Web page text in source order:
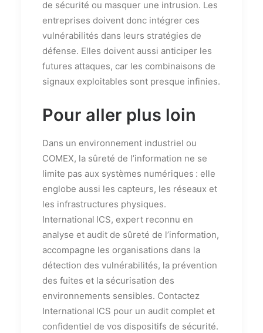
de sécurité ou masquer une intrusion. Les
entreprises doivent donc intégrer ces
vulnérabilités dans leurs stratégies de
défense. Elles doivent aussi anticiper les
futures attaques, car les combinaisons de
signaux exploitables sont presque infinies.
Pour aller plus loin
Dans un environnement industriel ou
COMEX, la sûreté de l’information ne se
limite pas aux systèmes numériques : elle
englobe aussi les capteurs, les réseaux et
les infrastructures physiques.
International ICS, expert reconnu en
analyse et audit de sûreté de l’information,
accompagne les organisations dans la
détection des vulnérabilités, la prévention
des fuites et la sécurisation des
environnements sensibles. Contactez
International ICS pour un audit complet et
confidentiel de vos dispositifs de sécurité.